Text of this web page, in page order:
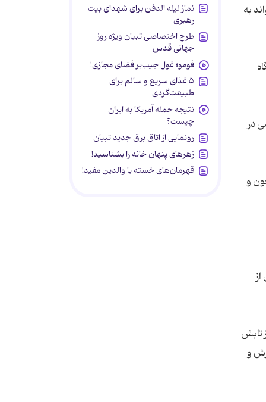
به
در
و
تابش
و
نماز لیله الدفن برای شهدای بیت
رهبری
طرح اختصاصی تبیان ویژه روز
جهانی قدس
فومو؛ غول جیب‌بر فضای مجازی!
۵ غذای سریع و سالم برای
طبیعت‌گردی
نتیجه حمله آمریکا به ایران
چیست؟
رونمایی از اتاق برق جدید تبیان
زهرهای پنهان خانه را بشناسید!
قهرمان‌های خسته یا والدین مفید!